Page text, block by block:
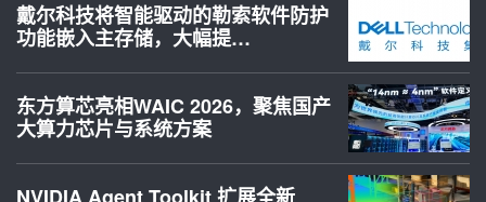
戴尔科技将智能驱动的勒索软件防护
功能嵌入主存储，大幅提…
东方算芯亮相WAIC 2026，聚焦国产
大算力芯片与系统方案